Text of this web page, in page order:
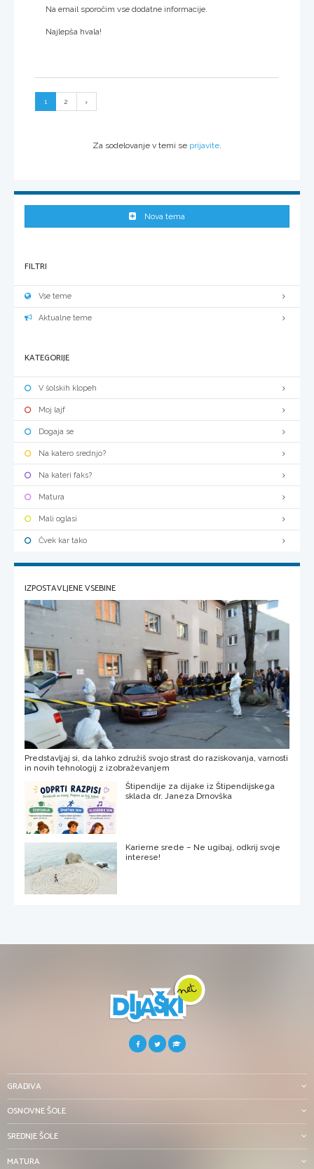
Na email sporočim vse dodatne informacije.
Najlepša hvala!
1 2
Za sodelovanje v temi se prijavite
Nova tema
FILTRI
Vse teme
Aktualne teme
KATEGORIJE
V šolskih klopeh
Moj lajf
Dogaja se
Na katero srednjo?
Na kateri faks?
Matura
Mali oglasi
Čvek kar tako
IZPOSTAVLJENE VSEBINE
Predstavljaj si, da lahko združiš svojo strast do raziskovanja, varnosti
in novih tehnologij z izobraževanjem
Štipendije za dijake iz Štipendijskega
sklada dr. Janeza Drnovška
Karierne srede – Ne ugibaj, odkrij svoje
interese!
GRADIVA
OSNOVNE ŠOLE
SREDNJE ŠOLE
MATURA